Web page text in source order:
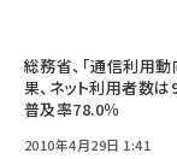
総務省、「通信利用
果、ネット利用者数
普及率78.0％
2010年4月29日 1:41